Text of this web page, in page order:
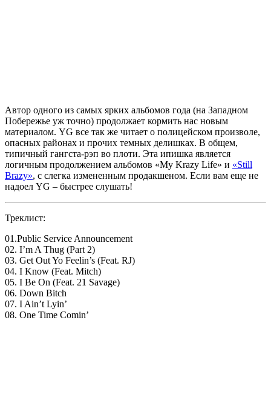
Автор одного из самых ярких альбомов года (на Западном
Побережье уж точно) продолжает кормить нас новым
материалом. YG все так же читает о полицейском произволе,
опасных районах и прочих темных делишках. В общем,
типичный гангста-рэп во плоти. Эта ипишка является
логичным продолжением альбомов «My Krazy Life» и «Still
Brazy», с слегка измененным продакшеном. Если вам еще не
надоел YG – быстрее слушать!
Треклист:
01.Public Service Announcement
02. I’m A Thug (Part 2)
03. Get Out Yo Feelin’s (Feat. RJ)
04. I Know (Feat. Mitch)
05. I Be On (Feat. 21 Savage)
06. Down Bitch
07. I Ain’t Lyin’
08. One Time Comin’